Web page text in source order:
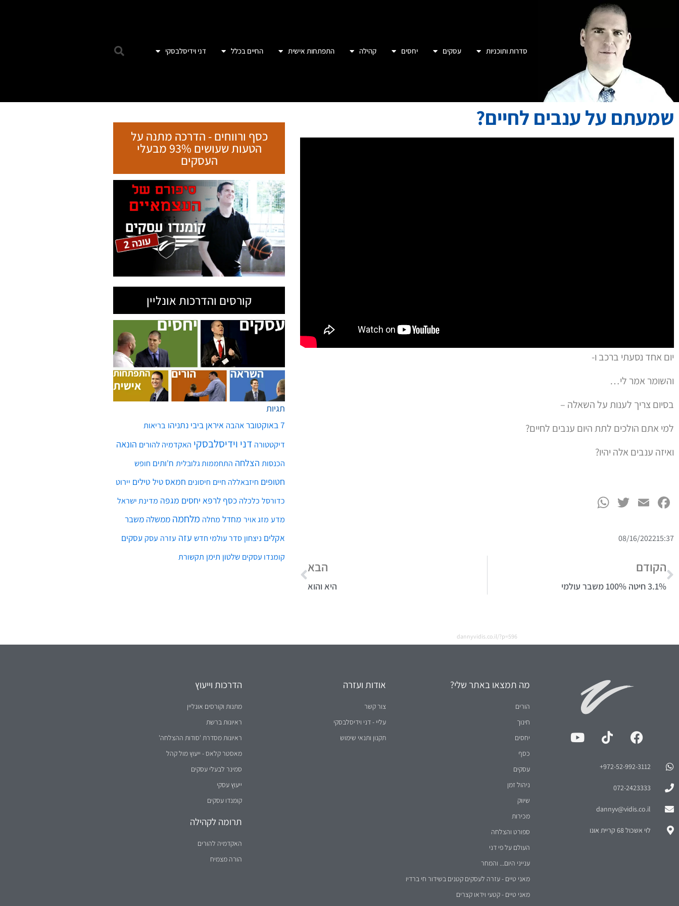
סדרות ותוכניות עסקים יחסים קהילה התפתחות אישית החיים בכלל דני וידיסלבסקי
שמעתם על ענבים לחיים?
יום אחד נסעתי ברכב ו-
והשומר אמר לי…
בסיום צריך לענות על השאלה –
למי אתם הולכים לתת היום ענבים לחיים?
ואיזה ענבים אלה יהיו?
Facebook
Email
Twitter
15:37
08/16/2022
הקודם
3.1% חיטה 100% משבר עולמי
הבא
היא והוא
dannyvidis.co.il/?p=596
כסף ורווחים - הדרכה מתנה על
הטעות שעושים 93% מבעלי
העסקים
קורסים והדרכות אונליין
תגיות
7 באוקטובר
אהבה איראן ביבי נתניהו בריאות
דיקטטורה דני וידיסלבסקי האקדמיה להורים הונאה
הכנסות הצלחה התחממות גלובלית ח'ותים חופש
חטופים חיזבאללה חיים חיסונים חמאס טיל טילים יירוט
כדורסל כלכלה כסף לרפא יחסים מגפה מדינת ישראל
מדע מזג אויר מחדל מחלה מלחמה ממשלה משבר
אקלים ניצחון סדר עולמי חדש עזה עזרה עסק עסקים
קומנדו עסקים שלטון תימן תקשורת
972-52-992-3112⁩+
072-2423333
dannyv@vidis.co.il
לוי אשכול 68 קריית אונו
מה תמצאו באתר שלי?
הורים
חינוך
יחסים
כסף
עסקים
ניהול זמן
שיווק
מכירות
ספורט והצלחה
העולם על פי דני
ענייני היום... והמחר
מאני טיים - עזרה לעסקים קטנים בשידור חי ברדיו
מאני טיים - קטעי וידאו קצרים
אודות ועזרה
צור קשר
עליי - דני וידיסלבסקי
תקנון ותנאי שימוש
הדרכות וייעוץ
מתנות וקורסים אונליין
ראיונות ברשת
ראיונות מסדרת 'סודות ההצלחה'
מאסטר קלאס - ייעוץ מול קהל
סמינר לבעלי עסקים
ייעוץ עסקי
קומנדו עסקים
תרומה לקהילה
האקדמיה להורים
הורה מצמיח